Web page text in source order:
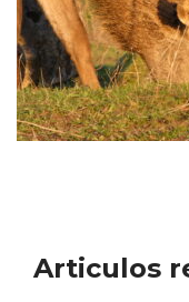
Articulos